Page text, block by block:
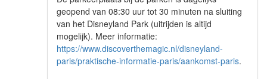
geopend van 08:30 uur tot 30 minuten na sluiting
van het Disneyland Park (uitrijden is altijd
mogelijk). Meer informatie:
https://www.discoverthemagic.nl/disneyland-
paris/praktische-informatie-paris/aankomst-paris.